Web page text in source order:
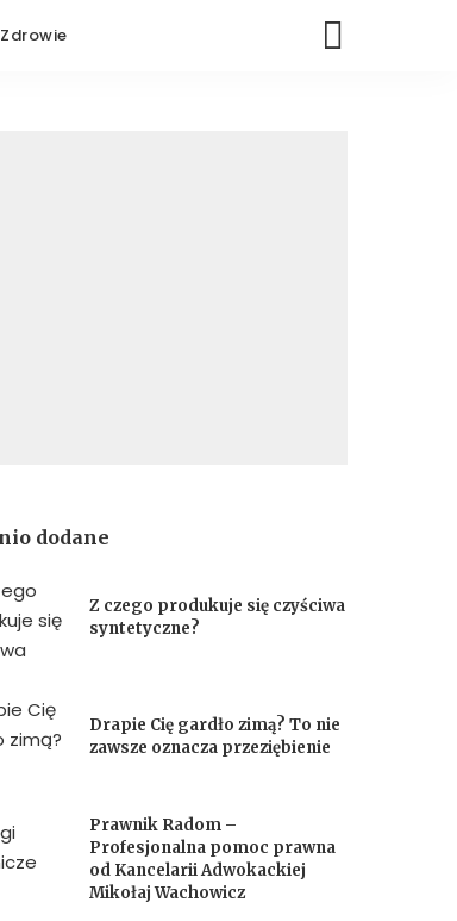
dodane
Z czego produkuje się czyściwa
syntetyczne?
Drapie Cię gardło zimą? To nie
zawsze oznacza przeziębienie
Prawnik Radom –
Profesjonalna pomoc prawna
od Kancelarii Adwokackiej
Mikołaj Wachowicz